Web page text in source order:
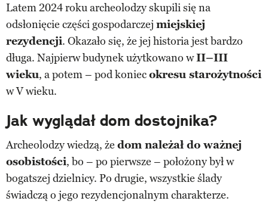
Latem 2024 roku archeolodzy skupili się na
odsłonięcie części gospodarczej miejskiej
rezydencji. Okazało się, że jej historia jest bardzo
długa. Najpierw budynek użytkowano wII–III
wieku, a potem – pod koniecokresu starożytności
w V wieku.
Jak wyglądał dom dostojnika?
Archeolodzy wiedzą, że dom należał do ważnej
osobistości, bo – po pierwsze – położony był w
bogatszej dzielnicy. Po drugie, wszystkie ślady
świadczą o jego rezydencjonalnym charakterze.